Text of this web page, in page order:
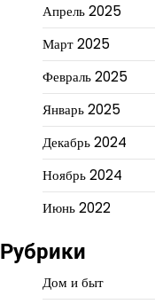
Апрель 2025
Март 2025
Февраль 2025
Январь 2025
Декабрь 2024
Ноябрь 2024
Июнь 2022
Рубрики
Дом и быт